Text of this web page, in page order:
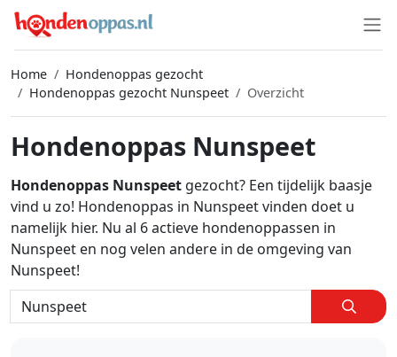
Home
Hondenoppas gezocht
Hondenoppas gezocht Nunspeet
Overzicht
Hondenoppas Nunspeet
Hondenoppas Nunspeet gezocht? Een tijdelijk baasje
vind u zo! Hondenoppas in Nunspeet vinden doet u
namelijk hier. Nu al 6 actieve hondenoppassen in
Nunspeet en nog velen andere in de omgeving van
Nunspeet!